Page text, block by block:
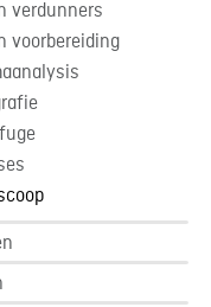
verdunners
voorbereiding